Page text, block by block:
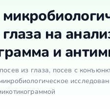
на
и
из глаза, посев с